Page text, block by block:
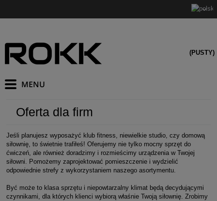
(PUSTY)
Oferta dla firm
Jeśli planujesz wyposażyć klub fitness, niewielkie studio, czy domową
siłownię, to świetnie trafiłeś! Oferujemy nie tylko mocny sprzęt do
ćwiczeń, ale również doradzimy i rozmieścimy urządzenia w Twojej
siłowni. Pomożemy zaprojektować pomieszczenie i wydzielić
odpowiednie strefy z wykorzystaniem naszego asortymentu.
Być może to klasa sprzętu i niepowtarzalny klimat będą decydującymi
czynnikami, dla których klienci wybiorą właśnie Twoją siłownię. Zrobimy